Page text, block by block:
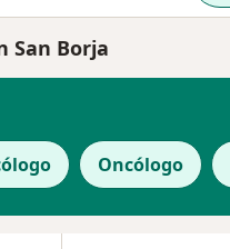
San Borja
Oncólogo